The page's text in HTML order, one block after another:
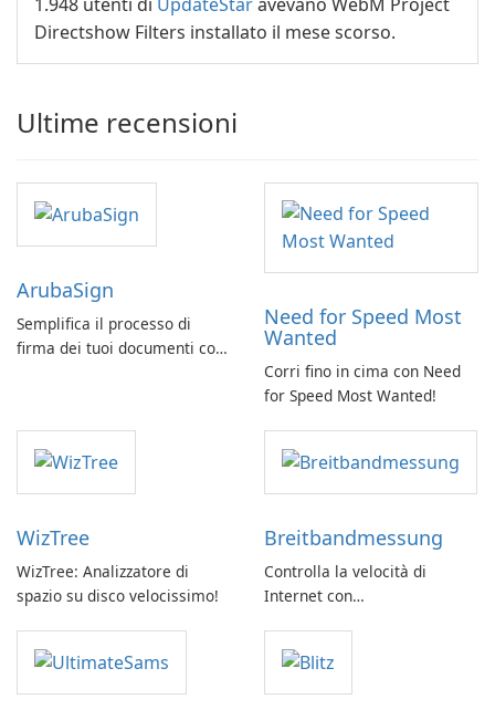
Directshow Filters installato il mese scorso.
Ultime recensioni
ArubaSign
Semplifica il processo di
firma dei tuoi documenti con
Need for Speed Most
Wanted
Corri fino in cima con Need
for Speed Most Wanted!
WizTree
WizTree: Analizzatore di
spazio su disco velocissimo!
Breitbandmessung
Controlla la velocità di
Internet con
GmbH!